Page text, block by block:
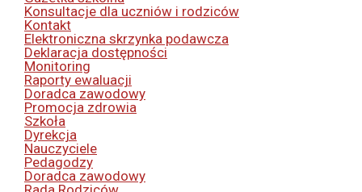
Konsultacje dla uczniów i rodziców
Kontakt
Elektroniczna skrzynka podawcza
Deklaracja dostępności
Monitoring
Raporty ewaluacji
Doradca zawodowy
Promocja zdrowia
Szkoła
Dyrekcja
Nauczyciele
Pedagodzy
Doradca zawodowy